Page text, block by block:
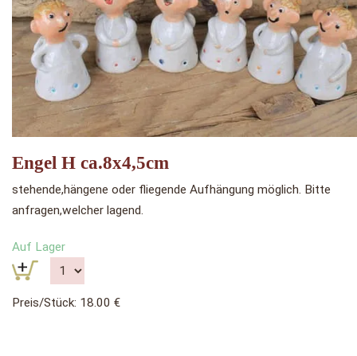
Engel H ca.8x4,5cm
stehende,hängene oder fliegende Aufhängung möglich. Bitte
anfragen,welcher lagend.
Auf Lager
Preis/Stück: 18.00 €